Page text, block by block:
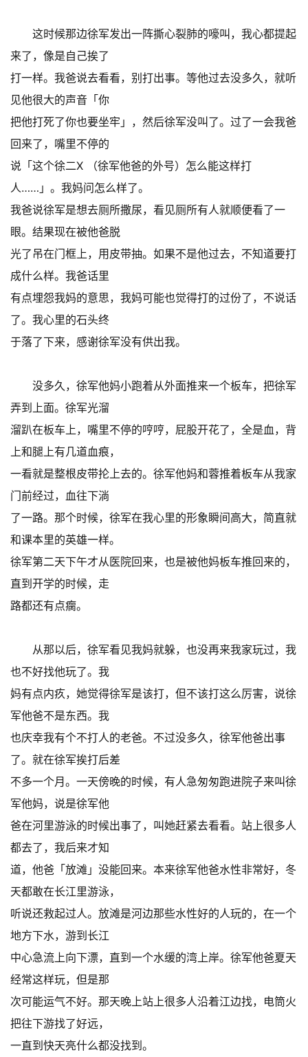
这时候那边徐军发出一阵撕心裂肺的嚎叫，我心都提起
来了，像是自己挨了
打一样。我爸说去看看，别打出事。等他过去没多久，就听
见他很大的声音「你
把他打死了你也要坐牢」，然后徐军没叫了。过了一会我爸
回来了，嘴里不停的
说「这个徐二X （徐军他爸的外号）怎么能这样打
人……」。我妈问怎么样了。
我爸说徐军是想去厕所撒尿，看见厕所有人就顺便看了一
眼。结果现在被他爸脱
光了吊在门框上，用皮带抽。如果不是他过去，不知道要打
成什么样。我爸话里
有点埋怨我妈的意思，我妈可能也觉得打的过份了，不说话
了。我心里的石头终
于落了下来，感谢徐军没有供出我。
没多久，徐军他妈小跑着从外面推来一个板车，把徐军
弄到上面。徐军光溜
溜趴在板车上，嘴里不停的哼哼，屁股开花了，全是血，背
上和腿上有几道血痕，
一看就是整根皮带抡上去的。徐军他妈和蓉推着板车从我家
门前经过，血往下淌
了一路。那个时候，徐军在我心里的形象瞬间高大，简直就
和课本里的英雄一样。
徐军第二天下午才从医院回来，也是被他妈板车推回来的，
直到开学的时候，走
路都还有点瘸。
从那以后，徐军看见我妈就躲，也没再来我家玩过，我
也不好找他玩了。我
妈有点内疚，她觉得徐军是该打，但不该打这么厉害，说徐
军他爸不是东西。我
也庆幸我有个不打人的老爸。不过没多久，徐军他爸出事
了。就在徐军挨打后差
不多一个月。一天傍晚的时候，有人急匆匆跑进院子来叫徐
军他妈，说是徐军他
爸在河里游泳的时候出事了，叫她赶紧去看看。站上很多人
都去了，我后来才知
道，他爸「放滩」没能回来。本来徐军他爸水性非常好，冬
天都敢在长江里游泳，
听说还救起过人。放滩是河边那些水性好的人玩的，在一个
地方下水，游到长江
中心急流上向下漂，直到一个水缓的湾上岸。徐军他爸夏天
经常这样玩，但是那
次可能运气不好。那天晚上站上很多人沿着江边找，电筒火
把往下游找了好远，
一直到快天亮什么都没找到。